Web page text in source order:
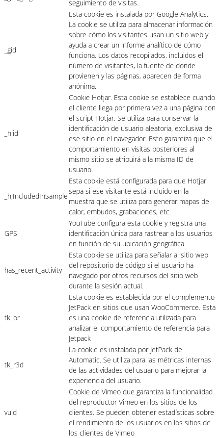
seguimiento de visitas.
_gid
Esta cookie es instalada por Google Analytics.
La cookie se utiliza para almacenar información
sobre cómo los visitantes usan un sitio web y
ayuda a crear un informe analítico de cómo
funciona. Los datos recopilados, incluidos el
número de visitantes, la fuente de donde
provienen y las páginas, aparecen de forma
anónima.
_hjid
Cookie Hotjar. Esta cookie se establece cuando
el cliente llega por primera vez a una página con
el script Hotjar. Se utiliza para conservar la
identificación de usuario aleatoria, exclusiva de
ese sitio en el navegador. Esto garantiza que el
comportamiento en visitas posteriores al
mismo sitio se atribuirá a la misma ID de
usuario.
_hjIncludedInSample
Esta cookie está configurada para que Hotjar
sepa si ese visitante está incluido en la
muestra que se utiliza para generar mapas de
calor, embudos, grabaciones, etc.
GPS
YouTube configura esta cookie y registra una
identificación única para rastrear a los usuarios
en función de su ubicación geográfica
has_recent_activity
Esta cookie se utiliza para señalar al sitio web
del repositorio de código si el usuario ha
navegado por otros recursos del sitio web
durante la sesión actual.
tk_or
Esta cookie es establecida por el complemento
JetPack en sitios que usan WooCommerce. Esta
es una cookie de referencia utilizada para
analizar el comportamiento de referencia para
Jetpack
tk_r3d
La cookie es instalada por JetPack de
Automatic. Se utiliza para las métricas internas
de las actividades del usuario para mejorar la
experiencia del usuario.
vuid
Cookie de Vimeo que garantiza la funcionalidad
del reproductor Vimeo en los sitios de los
clientes. Se pueden obtener estadísticas sobre
el rendimiento de los usuarios en los sitios de
los clientes de Vimeo